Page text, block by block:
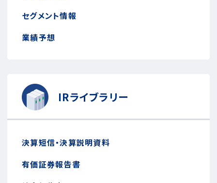
セグメント情報
業績予想
IRライブラリー
決算短信・決算説明資料
有価証券報告書